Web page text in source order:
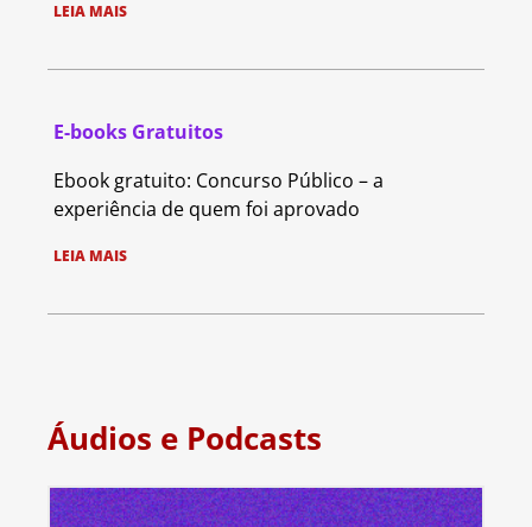
LEIA MAIS
E-books Gratuitos
Ebook gratuito: Concurso Público – a
experiência de quem foi aprovado
LEIA MAIS
Áudios e Podcasts